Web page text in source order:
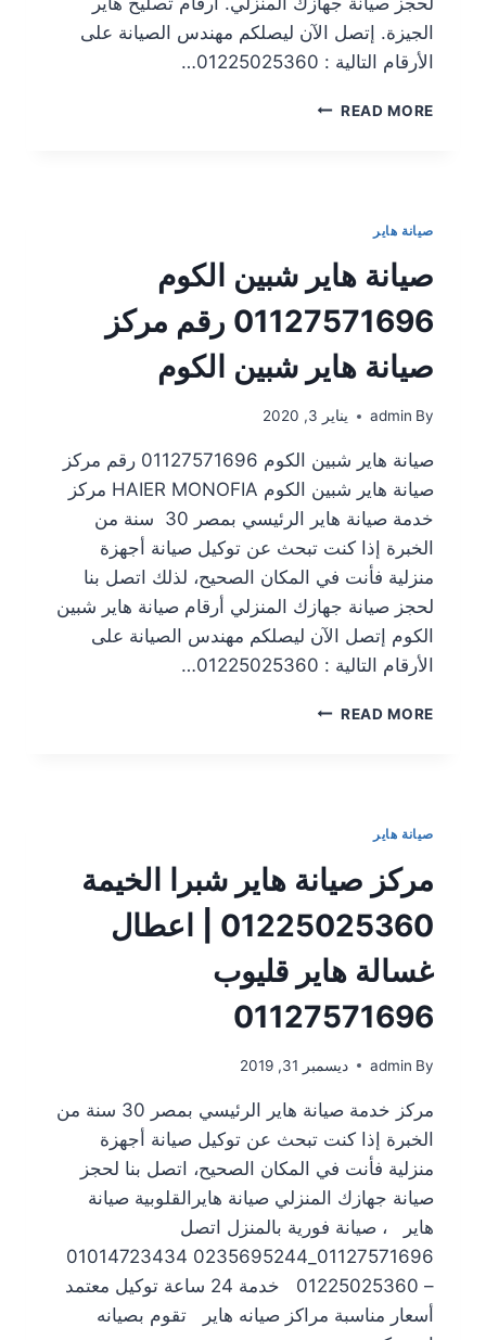
الجيزة. إتصل الآن ليصلكم مهندس الصيانة على
الأرقام التالية : 01225025360…
READ MORE
صيانة هاير
صيانة هاير شبين الكوم
01127571696 رقم مركز
صيانة هاير شبين الكوم
By
admin يناير 3, 2020
صيانة هاير شبين الكوم 01127571696 رقم مركز
صيانة هاير شبين الكوم HAIER MONOFIA مركز
خدمة صيانة هاير الرئيسي بمصر 30 سنة من
الخبرة إذا كنت تبحث عن توكيل صيانة أجهزة
منزلية فأنت في المكان الصحيح، لذلك اتصل بنا
لحجز صيانة جهازك المنزلي أرقام صيانة هاير شبين
الكوم إتصل الآن ليصلكم مهندس الصيانة على
الأرقام التالية : 01225025360…
READ MORE
صيانة هاير
مركز صيانة هاير شبرا الخيمة
01225025360 | اعطال
غسالة هاير قليوب
01127571696
By
admin ديسمبر 31, 2019
مركز خدمة صيانة هاير الرئيسي بمصر 30 سنة من
الخبرة إذا كنت تبحث عن توكيل صيانة أجهزة
منزلية فأنت في المكان الصحيح، اتصل بنا لحجز
صيانة جهازك المنزلي صيانة هايرالقلوبية صيانة
هاير ، صيانة فورية بالمنزل اتصل
01127571696_0235695244 01014723434
– 01225025360 خدمة 24 ساعة توكيل معتمد
أسعار مناسبة مراكز صيانه هاير تقوم بصيانه